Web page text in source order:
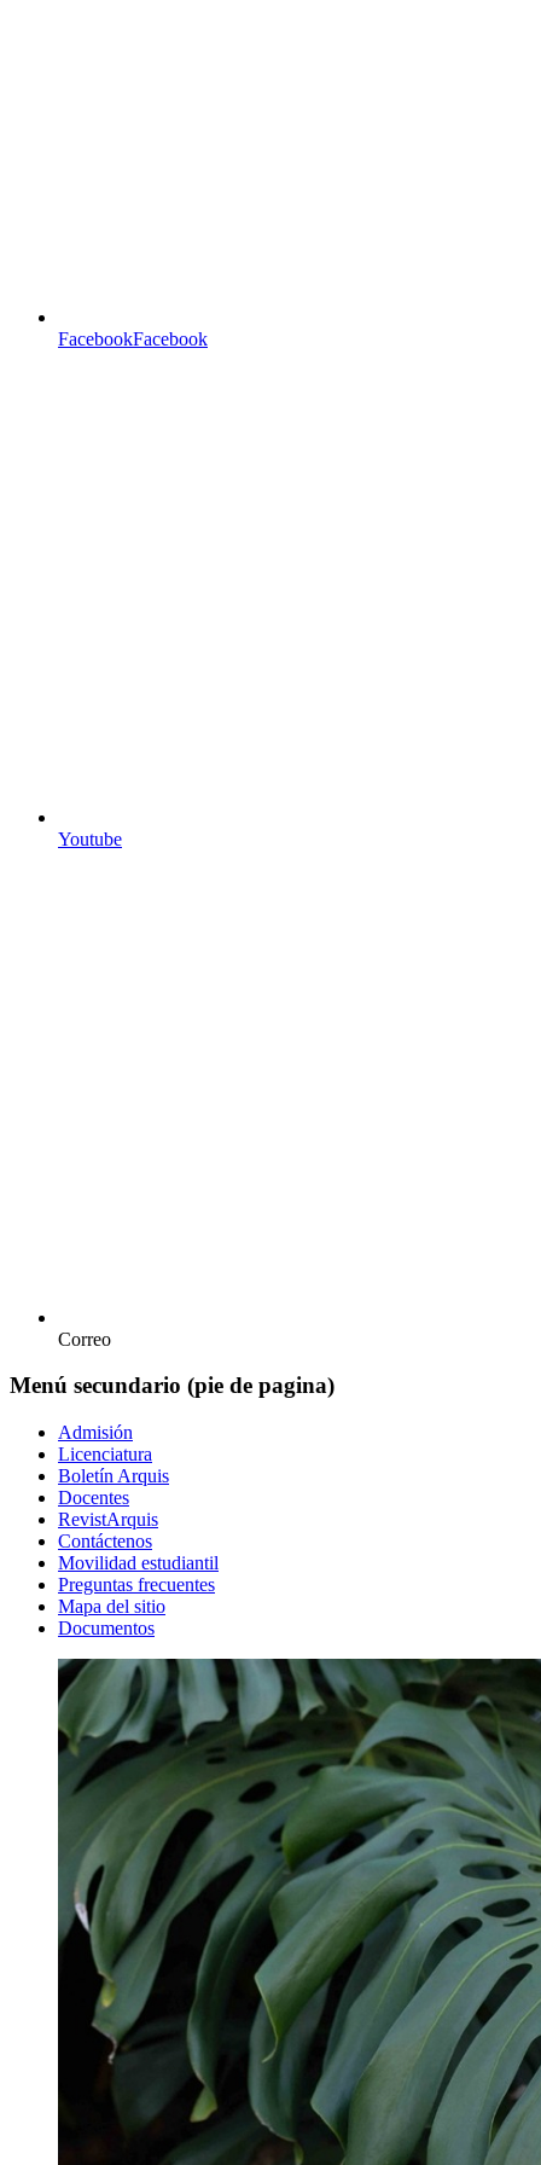
FacebookFacebook
Youtube
Correo
Menú secundario (pie de pagina)
Admisión
Licenciatura
Boletín Arquis
Docentes
RevistArquis
Contáctenos
Movilidad estudiantil
Preguntas frecuentes
Mapa del sitio
Documentos